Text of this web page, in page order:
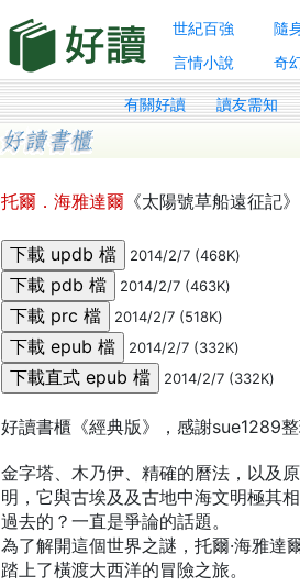
世紀百強 隨
言情小說
奇
有關好讀 讀友需知
托爾．海雅達爾 《太陽號草船遠征記》
2014/2/7 (468K)
2014/2/7 (463K)
2014/2/7 (518K)
2014/2/7 (332K)
2014/2/7 (332K)
好讀書櫃《經典版》，感謝sue1289整
金字塔、木乃伊、精確的曆法，以及
明，它與古埃及及古地中海文明極其
過去的？一直是爭論的話題。
為了解開這個世界之謎，托爾·海雅
踏上了橫渡大西洋的冒險之旅。